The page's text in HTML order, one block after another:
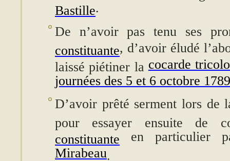
Bastille.
De n’avoir pas tenu ses
constituante, d’avoir éludé
laissé piétiner la cocarde
journées des 5 et 6 octobre 1789
D’avoir prêté serment lors de
pour essayer ensuite de
constituante
en particulier
Mirabeau